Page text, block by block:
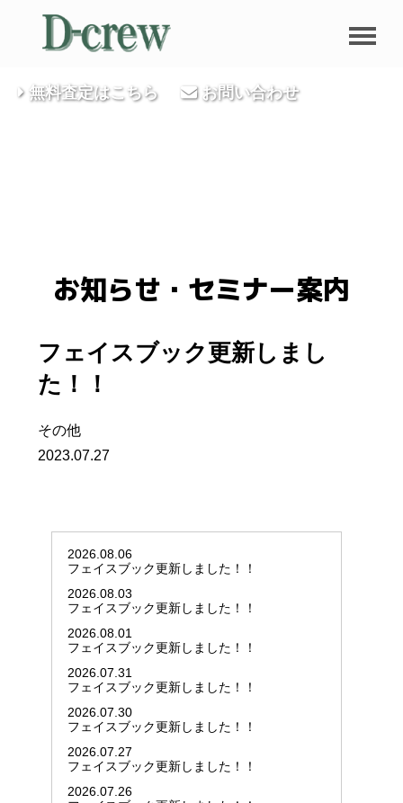
無料査定はこちら お問い合わせ
お知らせ・セミナー案内
フェイスブック更新しまし
た！！
その他
2023.07.27
2026.08.06
フェイスブック更新しました！！
2026.08.03
フェイスブック更新しました！！
2026.08.01
フェイスブック更新しました！！
2026.07.31
フェイスブック更新しました！！
2026.07.30
フェイスブック更新しました！！
2026.07.27
フェイスブック更新しました！！
2026.07.26